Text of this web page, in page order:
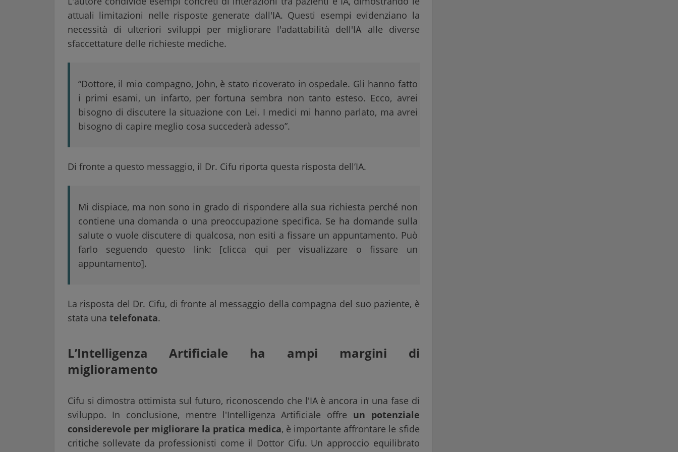
attuali limitazioni nelle risposte generate dall'IA. Questi esempi evidenziano la
necessità di ulteriori sviluppi per migliorare l'adattabilità dell'IA alle diverse
sfaccettature delle richieste mediche.
“Dottore, il mio compagno, John, è stato ricoverato in ospedale. Gli hanno fatto
i primi esami, un infarto, per fortuna sembra non tanto esteso. Ecco, avrei
bisogno di discutere la situazione con Lei. I medici mi hanno parlato, ma avrei
bisogno di capire meglio cosa succederà adesso”.
Di fronte a questo messaggio, il Dr. Cifu riporta questa risposta dell’IA.
Mi dispiace, ma non sono in grado di rispondere alla sua richiesta perché non
contiene una domanda o una preoccupazione specifica. Se ha domande sulla
salute o vuole discutere di qualcosa, non esiti a fissare un appuntamento. Può
farlo seguendo questo link: [clicca qui per visualizzare o fissare un
appuntamento].
La risposta del Dr. Cifu, di fronte al messaggio della compagna del suo paziente, è
stata una telefonata.
L’Intelligenza Artificiale ha ampi margini di
miglioramento
Cifu si dimostra ottimista sul futuro, riconoscendo che l'IA è ancora in una fase di
sviluppo. In conclusione, mentre l'Intelligenza Artificiale offre un potenziale
considerevole per migliorare la pratica medica, è importante affrontare le sfide
critiche sollevate da professionisti come il Dottor Cifu. Un approccio equilibrato